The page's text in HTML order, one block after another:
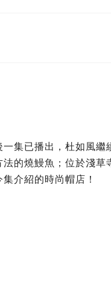
集已播出，杜如風繼
的燒鰻魚；位於淺
介紹的時尚帽店！